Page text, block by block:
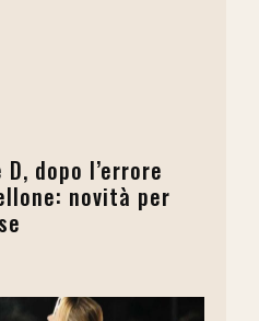
dopo l’errore
novità per